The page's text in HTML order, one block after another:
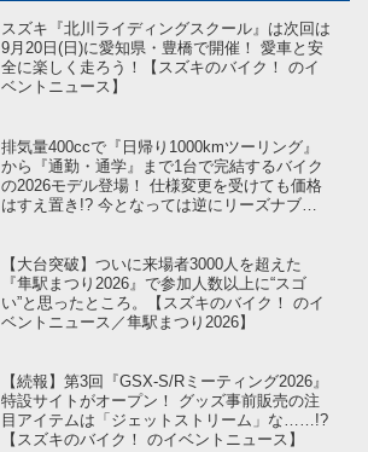
スズキ『北川ライディングスクール』は次回は
9月20日(日)に愛知県・豊橋で開催！ 愛車と安
全に楽しく走ろう！【スズキのバイク！ のイ
ベントニュース】
排気量400ccで『日帰り1000kmツーリング』
から『通勤・通学』まで1台で完結するバイク
の2026モデル登場！ 仕様変更を受けても価格
はすえ置き!? 今となっては逆にリーズナブル
【大台突破】ついに来場者3000人を超えた
『隼駅まつり2026』で参加人数以上に“スゴ
い”と思ったところ。【スズキのバイク！ のイ
ベントニュース／隼駅まつり2026】
【続報】第3回『GSX-S/Rミーティング2026』
特設サイトがオープン！ グッズ事前販売の注
目アイテムは「ジェットストリーム」な……!?
【スズキのバイク！ のイベントニュース】